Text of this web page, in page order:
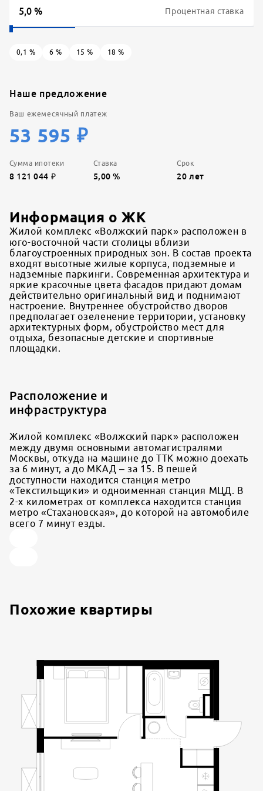
Процентная ставка
0,1 % 6 % 15 % 18 %
Наше предложение
Ваш ежемесячный платеж
53 595 ₽
Сумма ипотеки
8 121 044 ₽
Ставка
5,00 %
Срок
20 лет
Информация о ЖК
Жилой комплекс «Волжский парк» расположен в
юго-восточной части столицы вблизи
благоустроенных природных зон. В состав проекта
входят высотные жилые корпуса, подземные и
надземные паркинги. Современная архитектура и
яркие красочные цвета фасадов придают домам
действительно оригинальный вид и поднимают
настроение. Внутреннее обустройство дворов
предполагает озеленение территории, установку
архитектурных форм, обустройство мест для
отдыха, безопасные детские и спортивные
площадки.
Расположение и
инфраструктура
Жилой комплекс «Волжский парк» расположен
между двумя основными автомагистралями
Москвы, откуда на машине до ТТК можно доехать
за 6 минут, а до МКАД – за 15. В пешей
доступности находится станция метро
«Текстильщики» и одноименная станция МЦД. В
2-х километрах от комплекса находится станция
метро «Стахановская», до которой на автомобиле
всего 7 минут езды.
Похожие квартиры